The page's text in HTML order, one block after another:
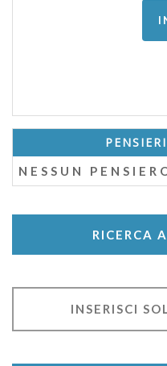
NESSUN
RICERCA